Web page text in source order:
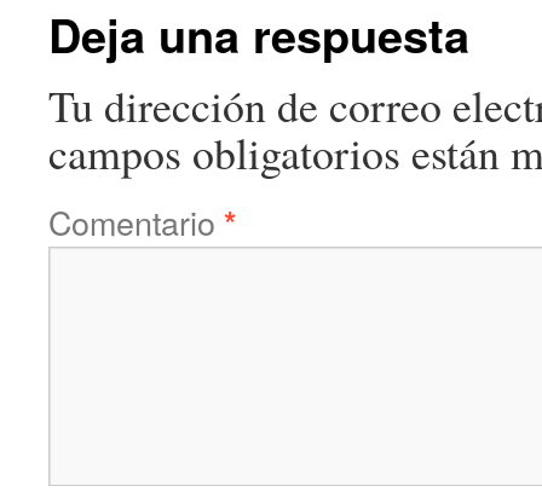
Deja una respuesta
Tu dirección de correo
campos obligatorios están
Comentario *